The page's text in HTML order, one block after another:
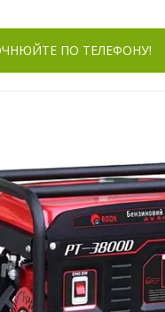
ПО ТЕЛЕФОНУ!